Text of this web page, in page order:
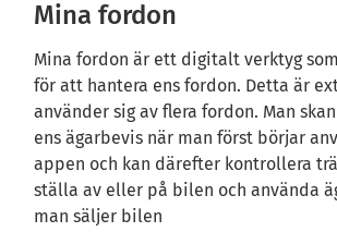
Mina fordon
Mina fordon är ett digitalt verktyg
för att hantera ens fordon. Detta är
använder sig av flera fordon. Man
ens ägarbevis när man först börjar
appen och kan därefter kontrollera
ställa av eller på bilen och använda
man säljer bilen